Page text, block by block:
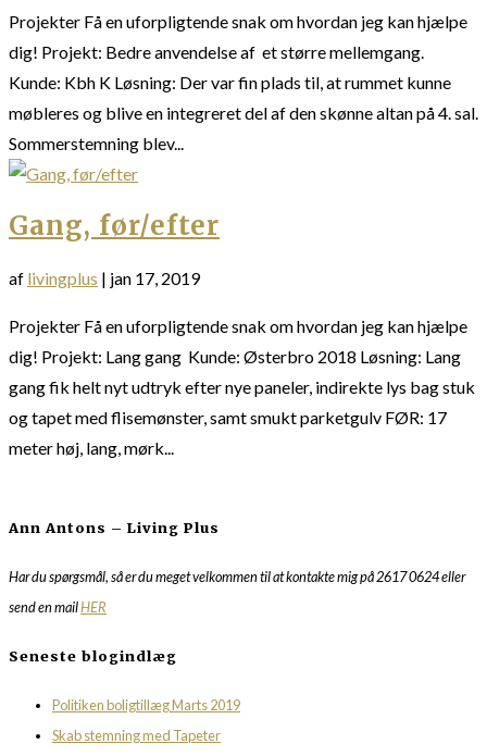
Projekter Få en uforpligtende snak om hvordan jeg kan hjælpe
dig! Projekt: Bedre anvendelse af et større mellemgang.
Kunde: Kbh K Løsning: Der var fin plads til, at rummet kunne
møbleres og blive en integreret del af den skønne altan på 4. sal.
Sommerstemning blev...
Gang, før/efter
af livingplus | jan 17, 2019
Projekter Få en uforpligtende snak om hvordan jeg kan hjælpe
dig! Projekt: Lang gang Kunde: Østerbro 2018 Løsning: Lang
gang fik helt nyt udtryk efter nye paneler, indirekte lys bag stuk
og tapet med flisemønster, samt smukt parketgulv FØR: 17
meter høj, lang, mørk...
Ann Antons – Living Plus
Har du spørgsmål, så er du meget velkommen til at kontakte mig på 2617 0624 eller
send en mailHER
Seneste blogindlæg
Politiken boligtillæg Marts 2019
Skab stemning med Tapeter